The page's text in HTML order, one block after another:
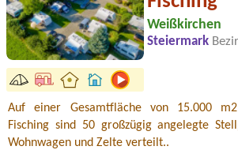
Weißkirchen
Steiermark
Auf einer Gesamtfläche von 15.000
Fisching sind 50 großzügig angelegte
Wohnwagen und Zelte verteilt..